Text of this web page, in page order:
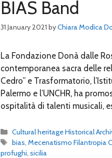
BIAS Band
31 January 2021 byChiara Modìca
La Fondazione Donà dalle
contemporanea sacra delle
Cedro” e Trasformatorio,
Palermo e l’UNCHR, ha
ospitalità di talenti musicali,
Categories
Cultural heritage Historical
Tags
bias,Mecenatismo Filantropia
profughi, sicilia